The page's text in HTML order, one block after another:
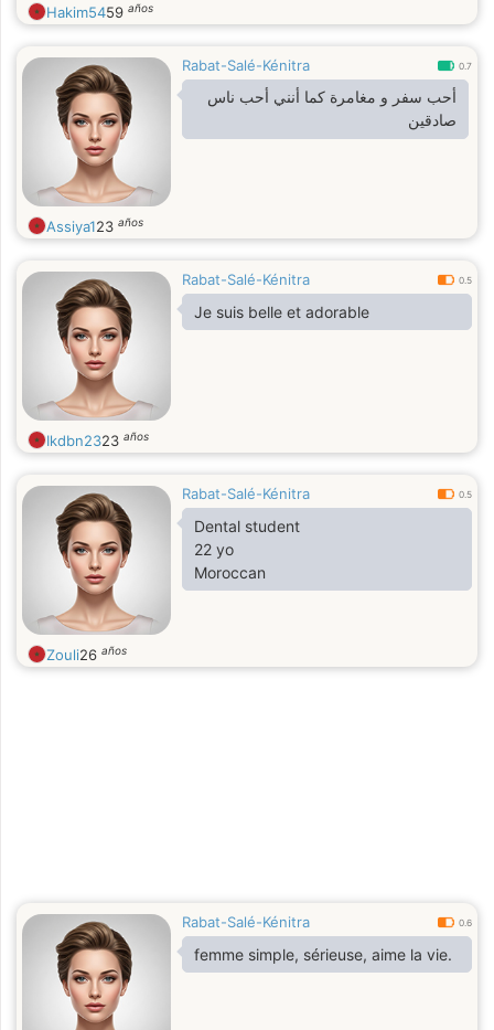
Hakim5459 años
Rabat-Salé-Kénitra 0.7
أحب سفر و مغامرة كما أنني أحب ناس
صادقين
Assiya123 años
Rabat-Salé-Kénitra 0.5
Je suis belle et adorable
Ikdbn2323 años
Rabat-Salé-Kénitra 0.5
Dental student
22 yo
Moroccan
Zouli26 años
Rabat-Salé-Kénitra 0.6
femme simple, sérieuse, aime la vie.